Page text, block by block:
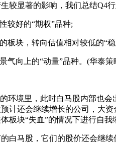
显著的影响，我们总结Q4行
好的“期权”品种;
块，转向估值相对较低的“稳
向上的“动量”品种。(华泰策
境里，此时白马股内部也会
计还会继续增长的公司，大
板块“失血”的情况下进行自
马股，它们的股价还会继续